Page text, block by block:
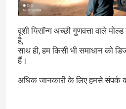
उत्पादों
वीडियो
वूशी यिसॉन्ग अच्छी गुणवत्ता वाले
है,
साथ ही, हम किसी भी समाधान को
हैं।
अधिक जानकारी के लिए हमसे संपर्क